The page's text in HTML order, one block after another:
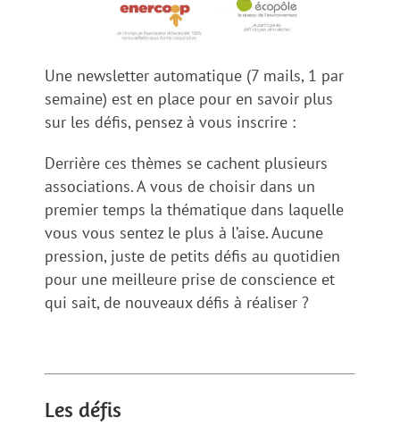
Une newsletter automatique (7 mails, 1 par
semaine) est en place pour en savoir plus
sur les défis, pensez à vous inscrire :
Derrière ces thèmes se cachent plusieurs
associations. A vous de choisir dans un
premier temps la thématique dans laquelle
vous vous sentez le plus à l’aise. Aucune
pression, juste de petits défis au quotidien
pour une meilleure prise de conscience et
qui sait, de nouveaux défis à réaliser ?
Les défis